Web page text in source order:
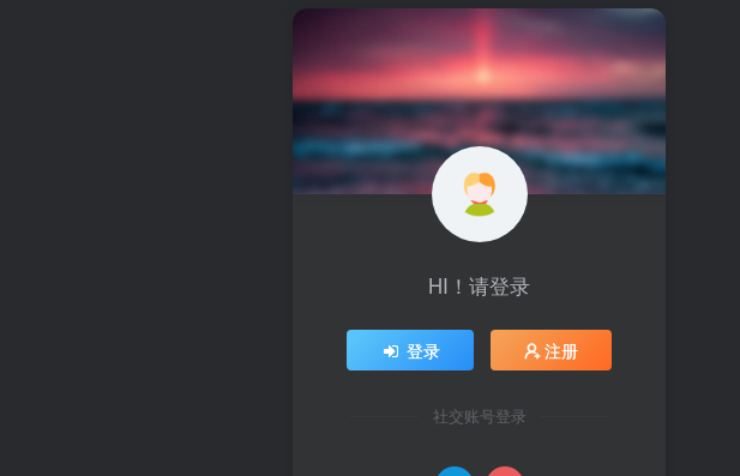
流群，比如娃圈跺网，这样可以更快地
获取信息，也能和其他玩家交流心得，
对于新手来说非常有帮助。
找妆师补妆或者重新定制。
关节松了可以调弹力绳，关节不顺滑的
话用砂纸轻磨，再涂点硅油。平时多给
娃换衣服、换假发，拍照时还能摆出各
种姿势。有时间的话，可以自己动手做
小场景，超有成就感！
最重要的是，养娃是为了开心，不用比
价格和数量，找到自己喜欢的风格，享
受和娃互动的过程就好啦！
HI！请登录
登录 注册
社交账号登录